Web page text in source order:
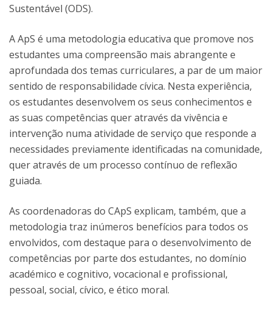
Sustentável (ODS).
A ApS é uma metodologia educativa que promove nos
estudantes uma compreensão mais abrangente e
aprofundada dos temas curriculares, a par de um maior
sentido de responsabilidade cívica. Nesta experiência,
os estudantes desenvolvem os seus conhecimentos e
as suas competências quer através da vivência e
intervenção numa atividade de serviço que responde a
necessidades previamente identificadas na comunidade,
quer através de um processo contínuo de reflexão
guiada.
As coordenadoras do CApS explicam, também, que a
metodologia traz inúmeros benefícios para todos os
envolvidos, com destaque para o desenvolvimento de
competências por parte dos estudantes, no domínio
académico e cognitivo, vocacional e profissional,
pessoal, social, cívico, e ético moral.